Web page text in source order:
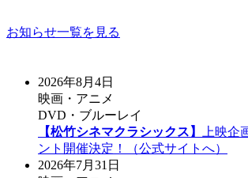
お知らせ一覧を見る
2026年8月4日
映画・アニメ
DVD・ブルーレイ
【松竹シネマクラシックス】
上映
ント開催決定！（公式サイトへ）
2026年7月31日